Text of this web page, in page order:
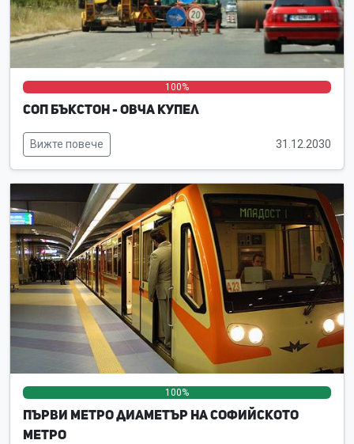
0%
0% 100%
СОП Бъкстон - Овча купел
Вижте повече 31.12.2030
100%
Първи метро диаметър на Софийското
метро